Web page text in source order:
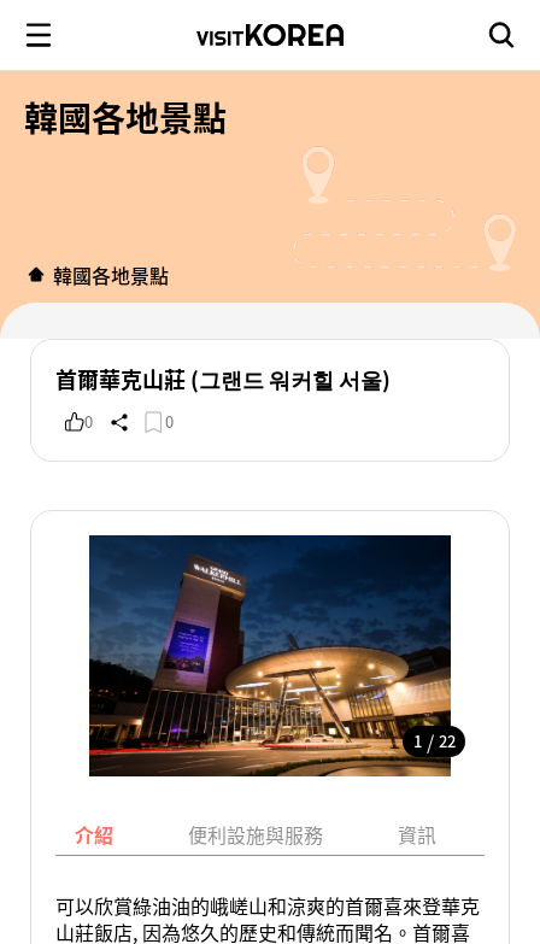
韓國各地景點
韓國各地景點
首爾華克山莊 (그랜드 워커힐 서울)
0 0
1 / 22
介紹 便利設施與服務 資訊
可以欣賞綠油油的峨嵯山和涼爽的首爾喜來登華克
山莊飯店, 因為悠久的歷史和傳統而聞名。首爾喜